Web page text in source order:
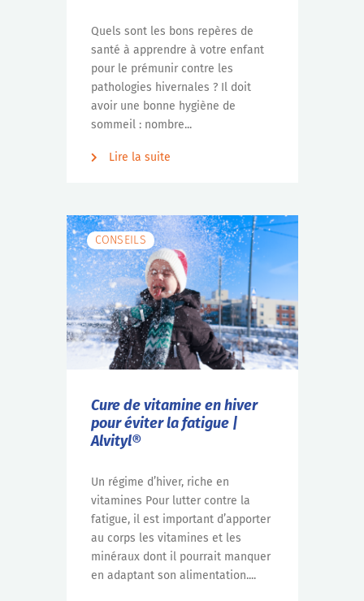
Quels sont les bons repères de
santé à apprendre à votre enfant
pour le prémunir contre les
pathologies hivernales ? Il doit
avoir une bonne hygiène de
sommeil : nombre...
Lire la suite
CONSEILS
Cure de vitamine en hiver
pour éviter la fatigue |
Alvityl®
Un régime d’hiver, riche en
vitamines Pour lutter contre la
fatigue, il est important d’apporter
au corps les vitamines et les
minéraux dont il pourrait manquer
en adaptant son alimentation....